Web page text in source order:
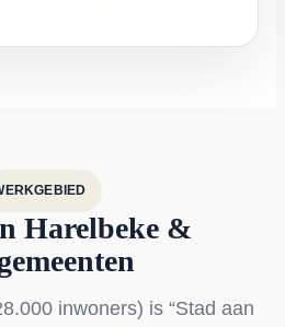
Harelbeke &
inwoners) is “Stad aan